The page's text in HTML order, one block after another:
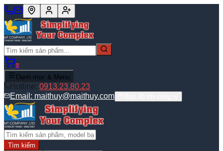
0
Danh mục & Menu
Hotline: 0913.23.80.23
Email: maithuy@maithuy.com
Tìm kiếm